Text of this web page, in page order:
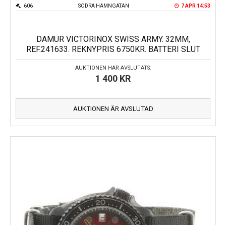
SÖDRA HAMNGATAN
606 7 APR 14:53
DAMUR VICTORINOX SWISS ARMY. 32MM,
REF.241633. REKNYPRIS 6750KR. BATTERI SLUT
AUKTIONEN HAR AVSLUTATS:
1 400 KR
AUKTIONEN ÄR AVSLUTAD